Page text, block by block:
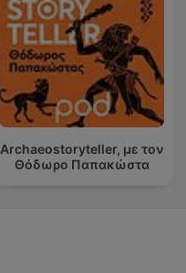
Archaeostoryteller, με τον
Θόδωρο Παπακώστα